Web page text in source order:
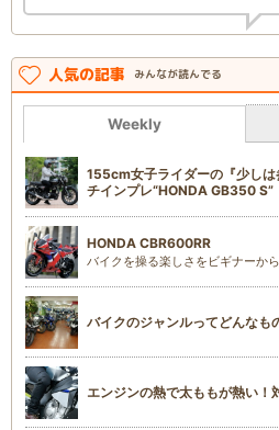
人気の記事 みんなが読んでる
Weekly
155cm女子ライダーの『少し
チインプレ“HONDA GB350 S”
HONDA CBR600RR
バイクを操る楽しさをビギナーか
バイクのジャンルってどんなも
エンジンの熱で太ももが熱い！